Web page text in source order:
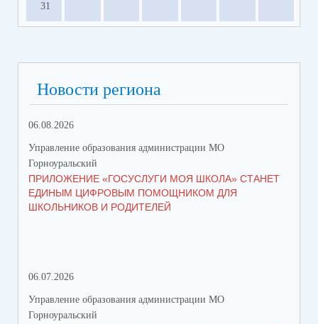
31
Новости региона
06.08.2026
Управление образования администрации МО
Горноуральский
ПРИЛОЖЕНИЕ «ГОСУСЛУГИ МОЯ ШКОЛА» СТАНЕТ
ЕДИНЫМ ЦИФРОВЫМ ПОМОЩНИКОМ ДЛЯ
ШКОЛЬНИКОВ И РОДИТЕЛЕЙ
06.07.2026
Управление образования администрации МО
Горноуральский